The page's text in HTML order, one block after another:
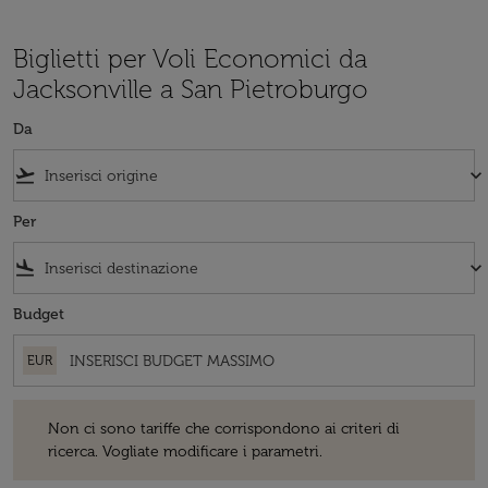
Biglietti per Voli Economici da
Jacksonville a San Pietroburgo
Da
flight_takeoff keyboard_arrow_down
Per
flight_land keyboard_arrow_down
Budget
EUR
Non ci sono tariffe che corrispondono ai criteri di
ricerca. Vogliate modificare i parametri.